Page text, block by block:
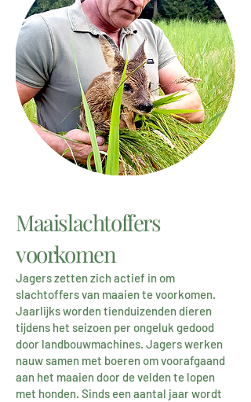
Maaislachtoffers
voorkomen
Jagers zetten zich actief in om
slachtoffers van maaien te voorkomen.
Jaarlijks worden tienduizenden dieren
tijdens het seizoen per ongeluk gedood
door landbouwmachines. Jagers werken
nauw samen met boeren om voorafgaand
aan het maaien door de velden te lopen
met honden. Sinds een aantal jaar wordt